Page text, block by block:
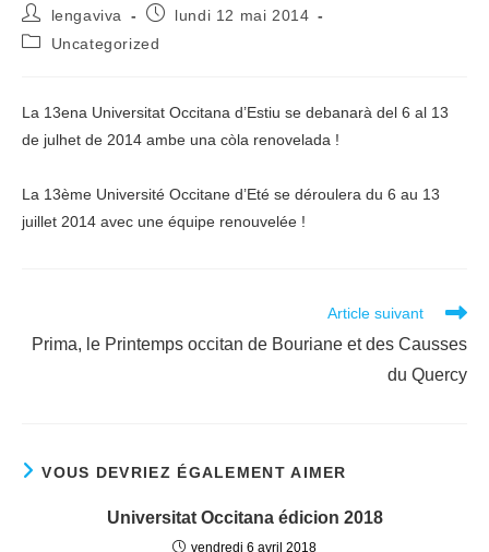
Auteur/autrice
de
la
lengaviva
Publication
lundi 12 mai 2014
PostUncategorized
La 13ena Universitat Occitana d’Estiu se debanarà del 6 al 13
de julhet de 2014 ambe una còla renovelada !
La 13ème Université Occitane d’Eté se déroulera du 6 au 13
juillet 2014 avec une équipe renouvelée !
articles
Article suivant
Prima, le Printemps occitan de Bouriane et des Causses
du Quercy
VOUS DEVRIEZ ÉGALEMENT AIMER
Universitat Occitana édicion 2018
vendredi 6 avril 2018